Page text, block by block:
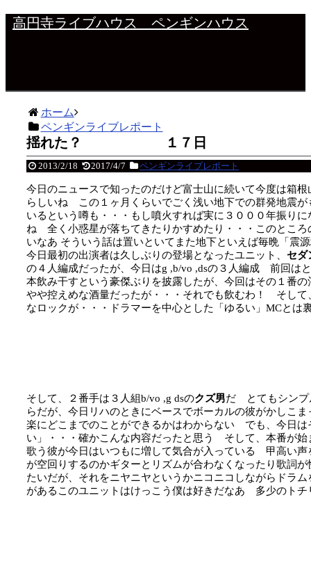
高円寺ライブハウス ペンギンハウス
ホーム
ペンギンライブレポート
揺れた？ １７日
2013/2/18 2017/4/7 ペンギンライブレポート
今日のニュースで知ったのだけど富士山に続いて今度は箱
らしいね この１ヶ月くらいでごく浅い地下での群発地震
いるという噂も・・・もし噴火すれば実に３０００年振り
ね 全く小惑星が落ちてきたりかすめたり・・・このとこ
いなあ そういう話は置いといてまた地下といえば毎晩「震
今日最初の出演者は久しぶりの登場となったユニット、 セダ
の４人編成だったが、今日はg ,b/vo ,dsの３人編成 前回は
本飲み干すという豪傑ぶりを披露したが、今回はその１番
やや控えめな酒量だったが・・・それでも飲むわ！ そして
なロックが・・・ドラマーを中心とした「ゆるい」MCとは
そして、２番手は３人組b/vo ,g dsのクズ男だ とてもシンプ
らだが、今日リハのときにベースでボーカルの彼がかしこ
楽にどこまでのことができるかはわからない でも、今日は
い」・・・確かこんな内容だったと思う そして、本番が
歌う彼が今日はいつもに増して気合が入っている 甲高い
が空回りするのかギターとリズムが合わなくなったり歌詞
たいだが、それをニヤニヤというかニコニコしながらドラ
があるこのユニットはけっこう僕は好きだなあ 多少のトチ